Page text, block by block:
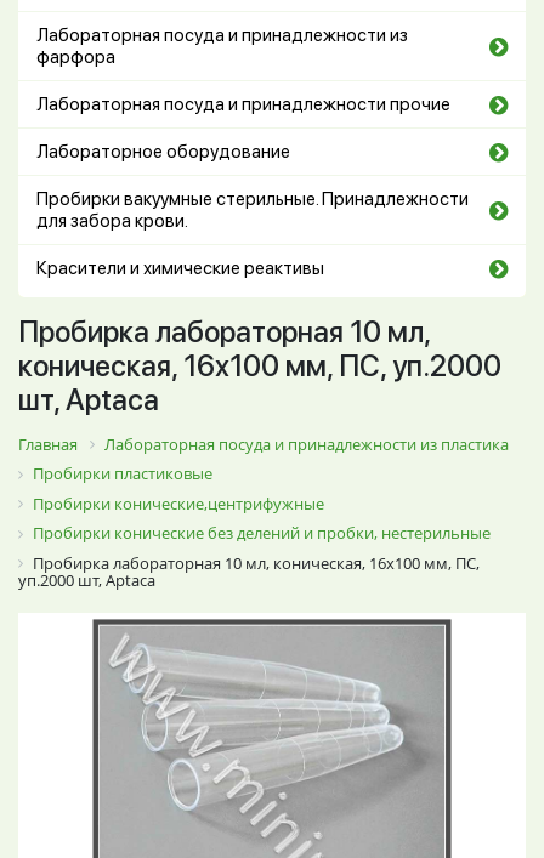
Лабораторная посуда и принадлежности из
фарфора
Лабораторная посуда и принадлежности прочие
Лабораторное оборудование
Пробирки вакуумные стерильные. Принадлежности
для забора крови.
Красители и химические реактивы
Пробирка лабораторная 10 мл,
коническая, 16х100 мм, ПС, уп.2000
шт, Aptaca
Главная
Лабораторная посуда и принадлежности из пластика
Пробирки пластиковые
Пробирки конические,центрифужные
Пробирки конические без делений и пробки, нестерильные
Пробирка лабораторная 10 мл, коническая, 16х100 мм, ПС,
уп.2000 шт, Aptaca